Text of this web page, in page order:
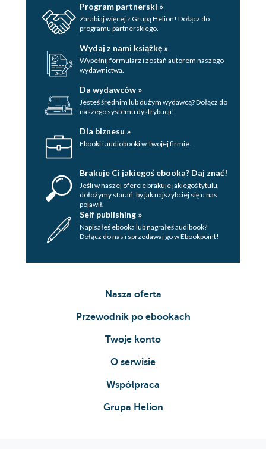
Program partnerski »
Zarabiaj więcej z Grupą Helion! Dołącz do
programu partnerskiego.
Wydaj z nami książkę »
Wypełnij formularz i zostań autorem naszego
wydawnictwa.
Da wydawców »
Jesteś średnim lub dużym wydawcą? Dołącz do
naszego systemu dystrybucji!
Dla biznesu »
Ebooki i audiobooki w Twojej firmie.
Brakuje Ci jakiegoś ebooka? Daj znać!
Jeśli w naszej ofercie brakuje jakiegoś tytulu,
dołożymy starań, by jak najszybciej się u nas
pojawił.
Self publishing »
Napisałeś ebooka lub nagrałeś audibook?
Dołącz do nas i sprzedawaj go w Ebookpoint!
Nasza oferta
Przewodnik po ebookach
Twoje konto
O serwisie
Współpraca
Grupa Helion